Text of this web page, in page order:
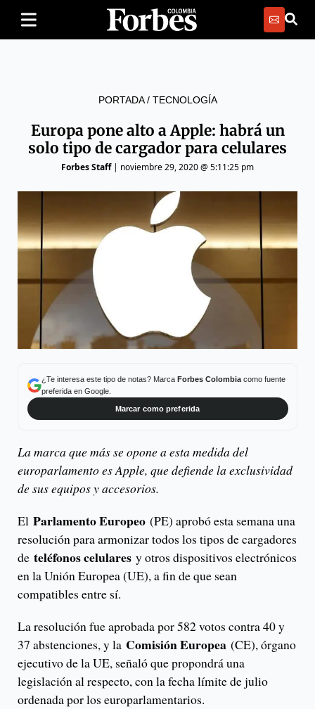
PORTADA/ TECNOLOGÍA
Europa pone alto a Apple: habrá un
solo tipo de cargador para celulares
Forbes Staff| noviembre 29, 2020 @ 5:11:25 pm
¿Te interesa este tipo de notas? Marca Forbes Colombiacomo fuente
preferida en Google.
Marcar como preferida
La marca que más se opone a esta medida del
europarlamento es Apple, que defiende la exclusividad
de sus equipos y accesorios.
El Parlamento Europeo (PE) aprobó esta semana una
resolución para armonizar todos los tipos de cargadores
de teléfonos celulares y otros dispositivos electrónicos
en la Unión Europea (UE), a fin de que sean
compatibles entre sí.
La resolución fue aprobada por 582 votos contra 40 y
37 abstenciones, y la Comisión Europea (CE), órgano
ejecutivo de la UE, señaló que propondrá una
legislación al respecto, con la fecha límite de julio
ordenada por los europarlamentarios.